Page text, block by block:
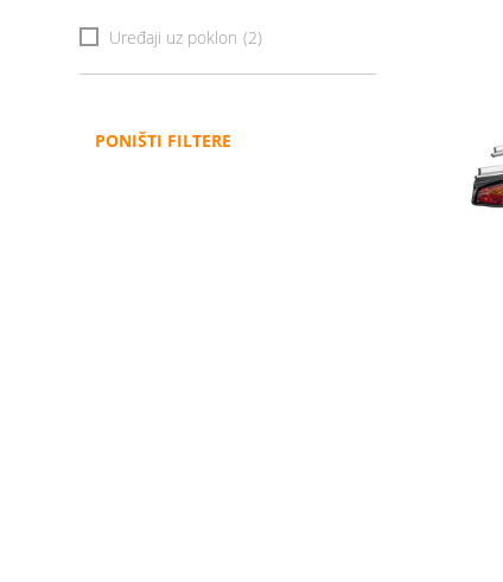
Uređaji uz poklon (2)
PONIŠTI FILTERE